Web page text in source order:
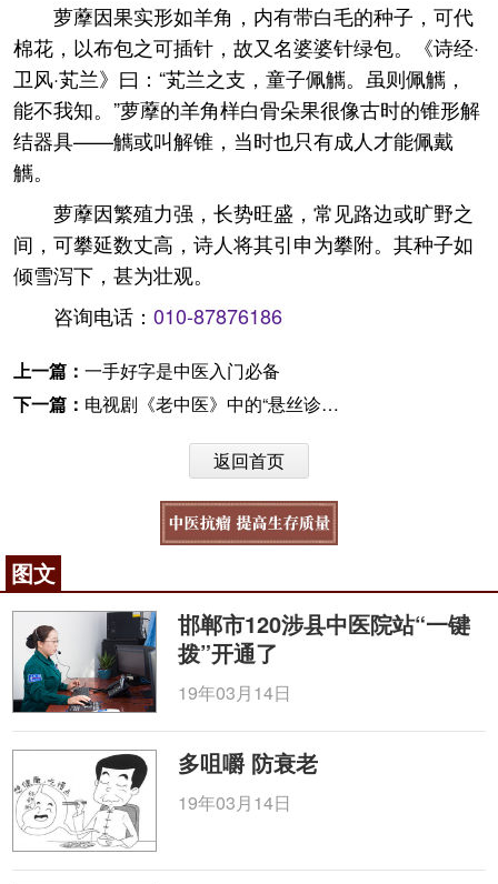
萝藦因果实形如羊角，内有带白毛的种子，可代
棉花，以布包之可插针，故又名婆婆针绿包。《诗经·
卫风·芄兰》曰：“芄兰之支，童子佩觽。虽则佩觽，
能不我知。”萝藦的羊角样白骨朵果很像古时的锥形解
结器具——觽或叫解锥，当时也只有成人才能佩戴
觽。
萝藦因繁殖力强，长势旺盛，常见路边或旷野之
间，可攀延数丈高，诗人将其引申为攀附。其种子如
倾雪泻下，甚为壮观。
咨询电话： 010-87876186
上一篇： 一手好字是中医入门必备
下一篇： 电视剧《老中医》中的“悬丝诊脉”到底靠谱吗？
返回首页
图文
邯郸市120涉县中医院站“一键
拨”开通了
19年03月14日
多咀嚼 防衰老
19年03月14日